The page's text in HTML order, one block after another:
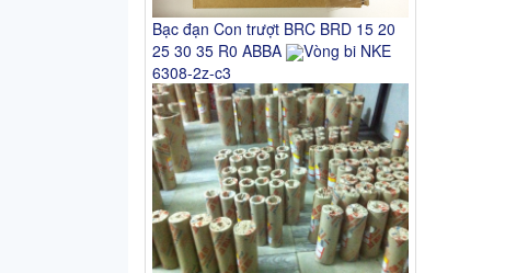
Bạc đạn Con trượt BRC BRD 15 20
25 30 35 R0 ABBA
Vòng bi NKE
6308-2z-c3